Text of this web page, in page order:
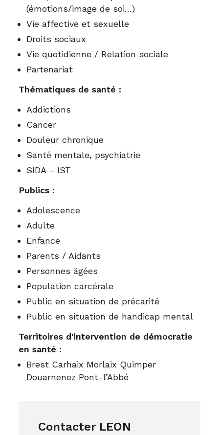
(émotions/image de soi…)
Vie affective et sexuelle
Droits sociaux
Vie quotidienne / Relation sociale
Partenariat
Thématiques de santé :
Addictions
Cancer
Douleur chronique
Santé mentale, psychiatrie
SIDA – IST
Publics :
Adolescence
Adulte
Enfance
Parents / Aidants
Personnes âgées
Population carcérale
Public en situation de précarité
Public en situation de handicap mental
Territoires d'intervention de démocratie
en santé :
Brest Carhaix Morlaix Quimper
Douarnenez Pont-l’Abbé
Contacter LEON